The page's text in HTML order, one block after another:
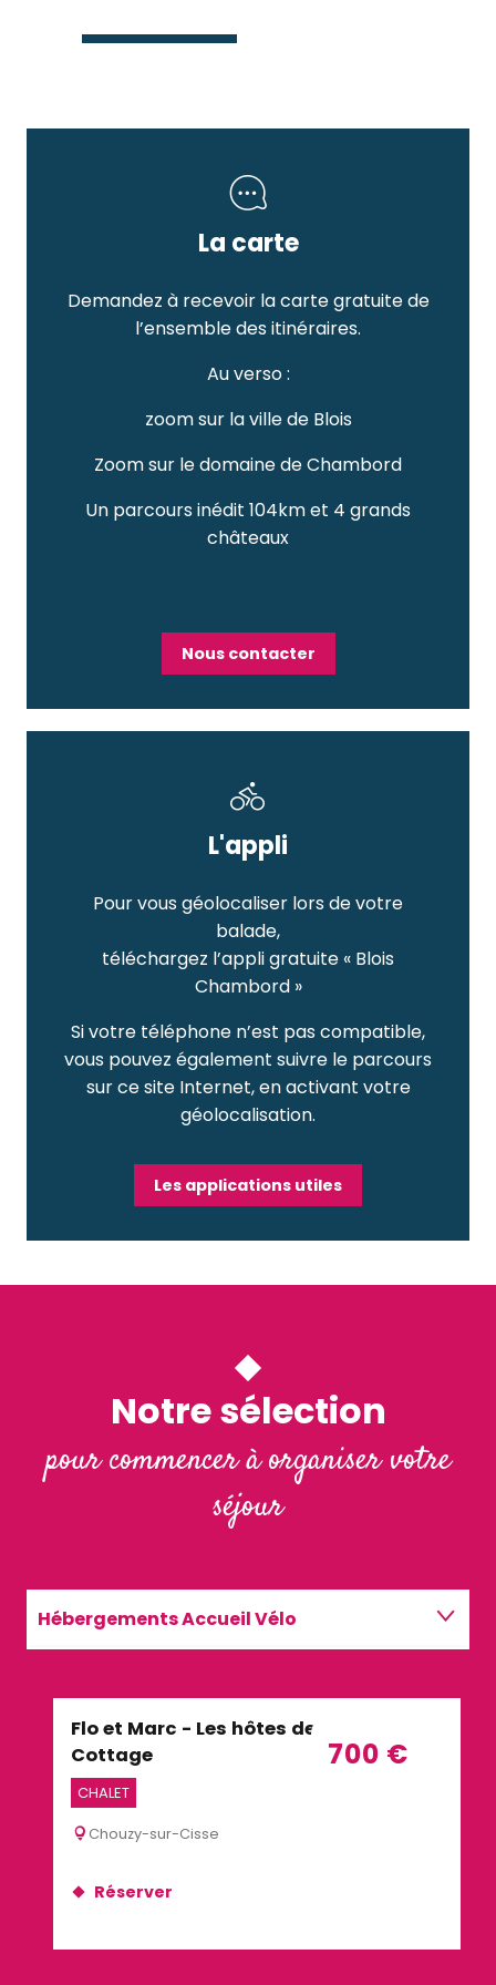
La carte
Demandez à recevoir la carte gratuite de
l’ensemble des itinéraires.
Au verso :
zoom sur la ville de Blois
Zoom sur le domaine de Chambord
Un parcours inédit 104km et 4 grands
châteaux
Nous contacter
L'appli
Pour vous géolocaliser lors de votre
balade,
téléchargez l’appli gratuite « Blois
Chambord »
Si votre téléphone n’est pas compatible,
vous pouvez également suivre le parcours
sur ce site Internet, en activant votre
géolocalisation.
Les applications utiles
Notre sélection
pour commencer à organiser votre
séjour
Hébergements Accueil Vélo
Activités
700 €
Flo et Marc - Les hôtes de Chouzy -
Cottage
CHALET
Chouzy-sur-Cisse
Réserver